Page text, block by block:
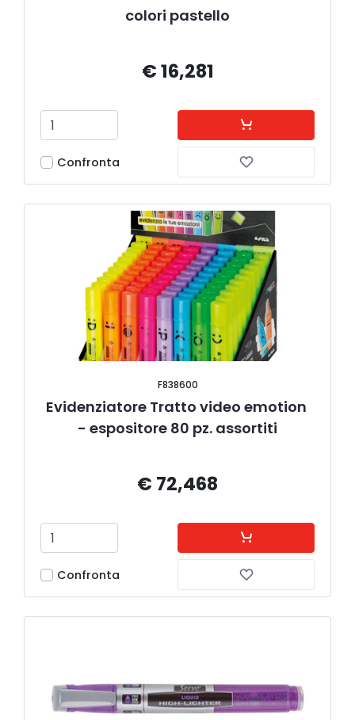
colori pastello
€ 16,281
Confronta
F838600
Evidenziatore Tratto video emotion
- espositore 80 pz. assortiti
€ 72,468
Confronta